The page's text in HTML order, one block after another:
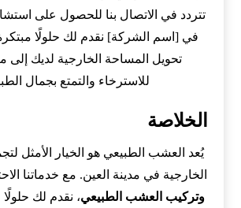
تتردد في الاتصال بنا للحصول على
في [اسم الشركة] نقدم لك حلولًا
تحويل المساحة الخارجية لديك إلى
للاسترخاء والتمتع بجمال
الخلاصة
يُعد العشب الطبيعي هو الخيار الأمثل
الخارجية في مدينة العين. مع خدماتنا
وتركيب العشب الطبيعي، نقدم لك